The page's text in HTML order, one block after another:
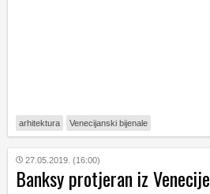
arhitektura Venecijanski bijenale
27.05.2019. (16:00)
Banksy protjeran iz Venecije